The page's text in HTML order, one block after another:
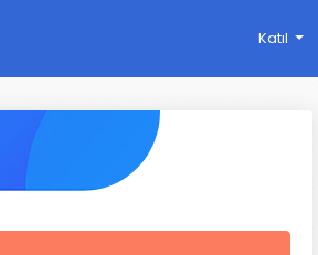
Katıl